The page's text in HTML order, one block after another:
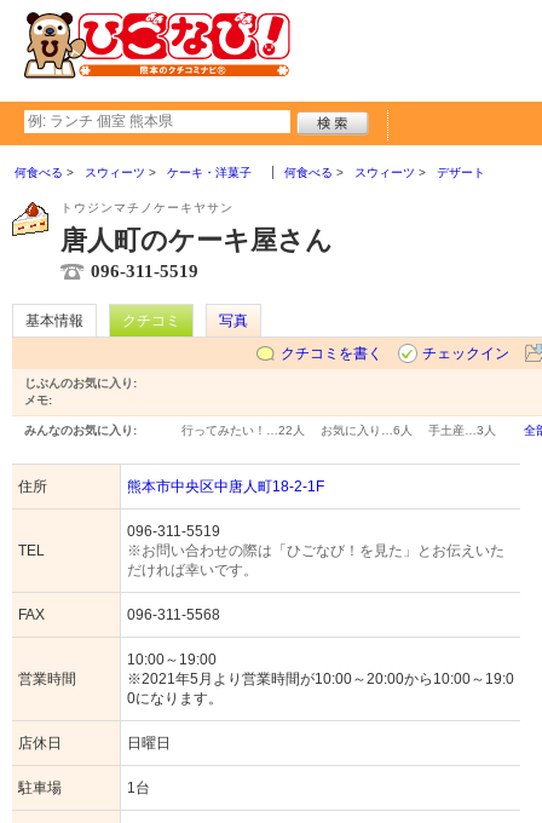
何食べる スウィーツ ケーキ・洋菓子 何食べる スウィーツ デザート
トウジンマチノケーキヤサン
唐人町のケーキ屋さん
096-311-5519
基本情報 クチコミ
写真
クチコミを書く
チェックイン
じぶんのお気に入り:
メモ:
みんなのお気に入り: 行ってみたい！… 22人 お気に入り… 6人 手土産… 3人 全
住所 熊本市中央区中唐人町18-2-1F
TEL
096-311-5519
※お問い合わせの際は「ひごなび！を見た」とお伝えいた
だければ幸いです。
FAX 096-311-5568
営業時間
10:00～19:00
※2021年5月より営業時間が10:00～20:00から10:00～19:0
0になります。
店休日 日曜日
駐車場 1台